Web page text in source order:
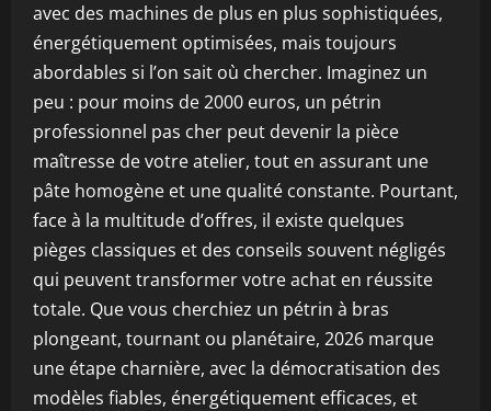
avec des machines de plus en plus sophistiquées,
énergétiquement optimisées, mais toujours
abordables si l’on sait où chercher. Imaginez un
peu : pour moins de 2000 euros, un pétrin
professionnel pas cher peut devenir la pièce
maîtresse de votre atelier, tout en assurant une
pâte homogène et une qualité constante. Pourtant,
face à la multitude d’offres, il existe quelques
pièges classiques et des conseils souvent négligés
qui peuvent transformer votre achat en réussite
totale. Que vous cherchiez un pétrin à bras
plongeant, tournant ou planétaire, 2026 marque
une étape charnière, avec la démocratisation des
modèles fiables, énergétiquement efficaces, et